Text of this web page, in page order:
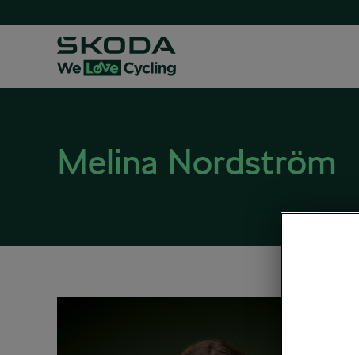
Melina Nordström